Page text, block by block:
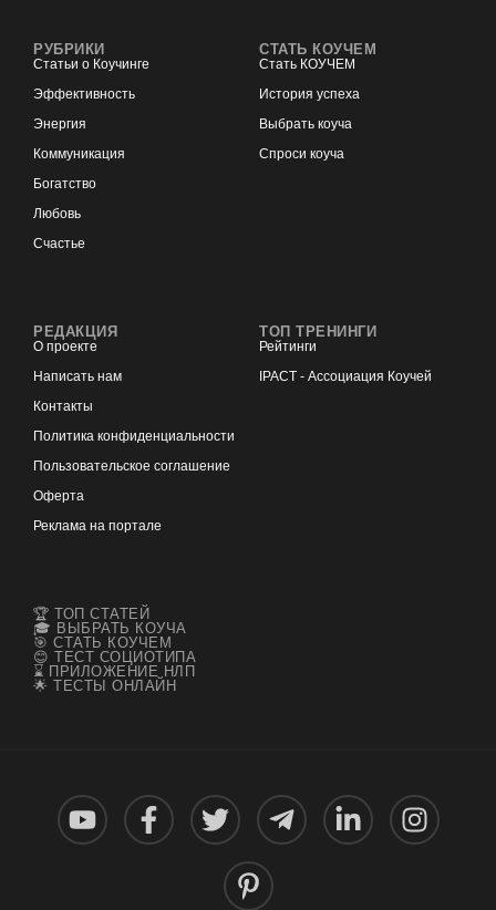
РУБРИКИ
Статьи о Коучинге
Эффективность
Энергия
Коммуникация
Богатство
Любовь
Счастье
СТАТЬ КОУЧЕМ
Стать КОУЧЕМ
История успеха
Выбрать коуча
Спроси коуча
РЕДАКЦИЯ
О проекте
Написать нам
Контакты
Политика конфиденциальности
Пользовательское соглашение
Оферта
Реклама на портале
ТОП ТРЕНИНГИ
Рейтинги
IPACT - Ассоциация Коучей
🏆 ТОП СТАТЕЙ
🎓 ВЫБРАТЬ КОУЧА
🎯 СТАТЬ КОУЧЕМ
😊 ТЕСТ СОЦИОТИПА
⌛ ПРИЛОЖЕНИЕ НЛП
🌟 ТЕСТЫ ОНЛАЙН